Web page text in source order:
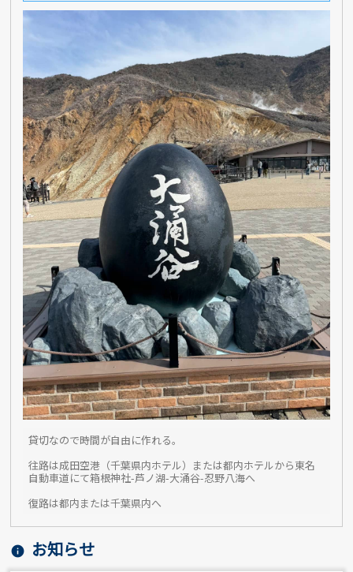
貸切なので時間が自由に作れる。
往路は成田空港（千葉県内ホテル）または都内ホテルから東名
自動車道にて箱根神社-芦ノ湖-大涌谷-忍野八海へ
復路は都内または千葉県内へ
info お知らせ